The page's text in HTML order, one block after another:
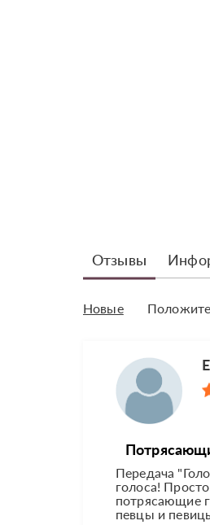
Отзывы
Новые
Передача
голоса!
потрясающие
певцы и